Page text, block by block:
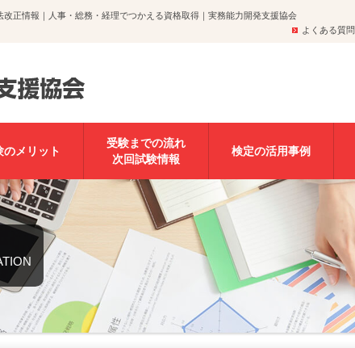
正情報｜人事・総務・経理でつかえる資格取得｜実務能力開発支援協会
よくある質問
のメリット
受験までの流れ
次回試験情報
検定の活用事例